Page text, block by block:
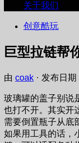
关于我们
创意酷玩
巨型拉链帮
由 coak · 发布日期
玻璃罐的盖子别说
也打不开。其实开
需要倒置瓶子从底
如果用工具的话，